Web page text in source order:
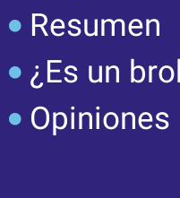
Resumen
¿Es un
Opiniones